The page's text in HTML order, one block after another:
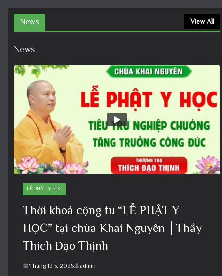
News View All
News
LỄ PHẬT Y HỌC
Thời khoá cộng tu “LỄ PHẬT Y
HỌC” tại chùa Khai Nguyên │Thầy
Thích Đạo Thịnh
Tháng 12 3, 2025 admin